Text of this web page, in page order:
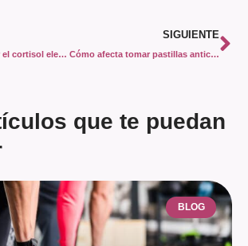
Problemas de tener el cortisol elevado, de la mano de PmTeamWomanFit
SIGUIENTE
Cómo afecta tomar pastillas anticonceptivas para la pérdida de grasa en la mujer, por PmTeamWomanFit
que te puedan
BLOG